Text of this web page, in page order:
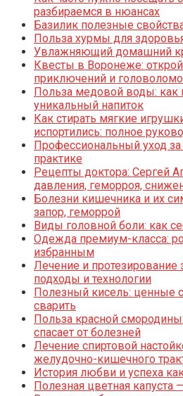
разбираемся в нюансах
Базилик полезные
Польза хурмы для
Увлажняющий домашний
Квесты в Воронеже:
приключений и
Польза медовой воды: как
уникальный напиток
Как стирать мягкие
испортились: полное
Профессиональный уход
практике
Рецепты доктора: Сергей
давления, геморроя,
Болезни кишечника и их
запор, геморрой
Виды головной боли: как
Одежда премиум-класса:
избранным
Лечение и
подходы и технологии
Полезный кисель: ценные
сварить
Польза красной
спасает от болезней
Лечение спиртовой
желудочно-кишечного
История любви и успеха
Полезная цветная